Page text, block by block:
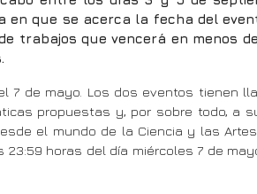
en que se acerca la fecha del
trabajos que vencerá en menos
7 de mayo. Los dos eventos tienen
propuestas y, por sobre todo, a
el mundo de la Ciencia y las
horas del día miércoles 7 de